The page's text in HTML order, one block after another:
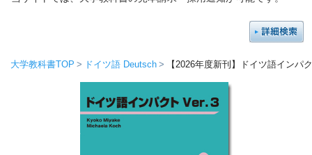
大学教科書TOP ドイツ語 Deutsch 【2026年度新刊】ドイツ語インパ